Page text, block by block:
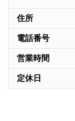
住所
電話番号
営業時間
定休日